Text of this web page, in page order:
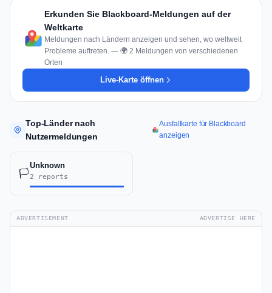
Erkunden Sie Blackboard-Meldungen auf der
Weltkarte
Meldungen nach Ländern anzeigen und sehen, wo weltweit
Probleme auftreten. — 🌍 2 Meldungen von verschiedenen
Orten
Live-Karte öffnen
Top-Länder nach
Nutzermeldungen
Ausfallkarte für Blackboard
anzeigen
🏳️
Unknown
2 reports
ADVERTISEMENT ADVERTISE HERE